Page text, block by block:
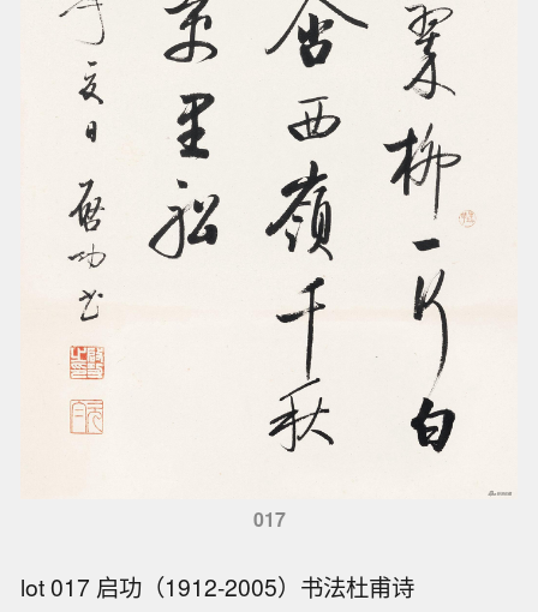
017
lot 017 启功（1912-2005）书法杜甫诗